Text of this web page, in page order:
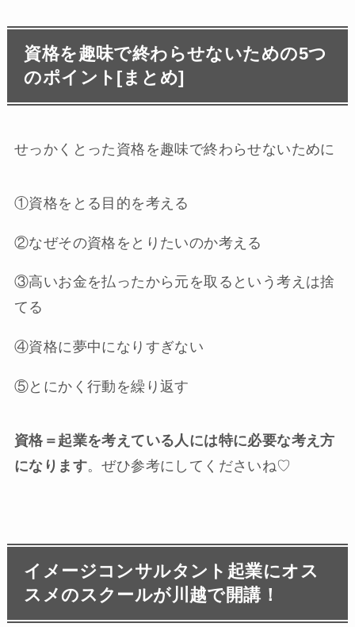
資格を趣味で終わらせないための5つ
のポイント[まとめ]
せっかくとった資格を趣味で終わらせないために
①資格をとる目的を考える
②なぜその資格をとりたいのか考える
③高いお金を払ったから元を取るという考えは捨
てる
④資格に夢中になりすぎない
⑤とにかく行動を繰り返す
資格＝起業を考えている人には特に必要な考え方
になります。ぜひ参考にしてくださいね♡
イメージコンサルタント起業にオス
スメのスクールが川越で開講！